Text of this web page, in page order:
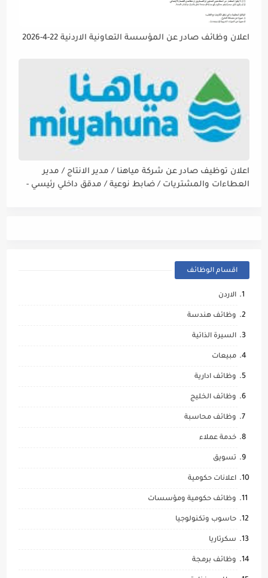
اعلان وظائف صادر عن المؤسسة التعاونية الاردنية 22-4-2026
اعلان توظيف صادر عن شركة مياهنا / مدير الانتاج / مدير
العطاءات والمشتريات / ضابط نوعية / مدقق داخلي رئيسي -
اقسام الوظائف
الاردن
وظائف هندسة
السيرة الذاتية
مبيعات
وظائف ادارية
وظائف الخليج
وظائف محاسبة
خدمة عملاء
تسويق
اعلانات حكومية
وظائف حكومية ومؤسسات
حاسوب وتكنولوجيا
سكرتاريا
وظائف برمجة